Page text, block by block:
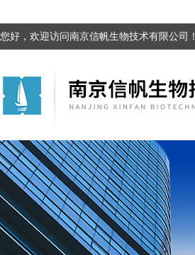
您好，欢迎访问南京信帆生物技术有限公司！